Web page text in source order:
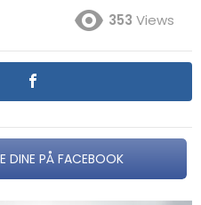
353 Views
DINE PÅ FACEBOOK